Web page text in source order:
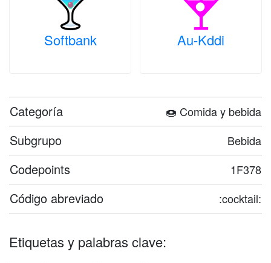
Softbank Au-Kddi
Categoría 🍩 Comida y bebida
Subgrupo Bebida
Codepoints 1F378
Código abreviado :cocktail:
Etiquetas y palabras clave: